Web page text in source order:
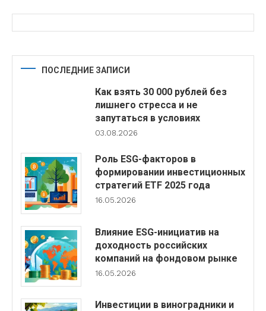
ПОСЛЕДНИЕ ЗАПИСИ
Как взять 30 000 рублей без
лишнего стресса и не
запутаться в условиях
03.08.2026
Роль ESG-факторов в
формировании инвестиционных
стратегий ETF 2025 года
16.05.2026
Влияние ESG-инициатив на
доходность российских
компаний на фондовом рынке
16.05.2026
Инвестиции в виноградники и